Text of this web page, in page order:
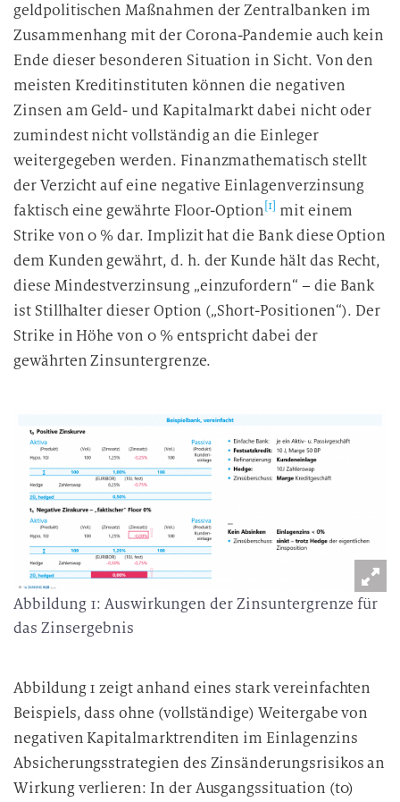
geldpolitischen Maßnahmen der Zentralbanken im
Zusammenhang mit der Corona-Pandemie auch kein
Ende dieser besonderen Situation in Sicht. Von den
meisten Kreditinstituten können die negativen
Zinsen am Geld- und Kapitalmarkt dabei nicht oder
zumindest nicht vollständig an die Einleger
weitergegeben werden. Finanzmathematisch stellt
der Verzicht auf eine negative Einlagenverzinsung
faktisch eine gewährte Floor-Option [1] mit einem
Strike von 0 % dar. Implizit hat die Bank diese Option
dem Kunden gewährt, d. h. der Kunde hält das Recht,
diese Mindestverzinsung „einzufordern“ – die Bank
ist Stillhalter dieser Option („Short-Positionen“). Der
Strike in Höhe von 0 % entspricht dabei der
gewährten Zinsuntergrenze.
Abbildung 1: Auswirkungen der Zinsuntergrenze für
das Zinsergebnis
Abbildung 1 zeigt anhand eines stark vereinfachten
Beispiels, dass ohne (vollständige) Weitergabe von
negativen Kapitalmarktrenditen im Einlagenzins
Absicherungsstrategien des Zinsänderungsrisikos an
Wirkung verlieren: In der Ausgangssituation (t0)